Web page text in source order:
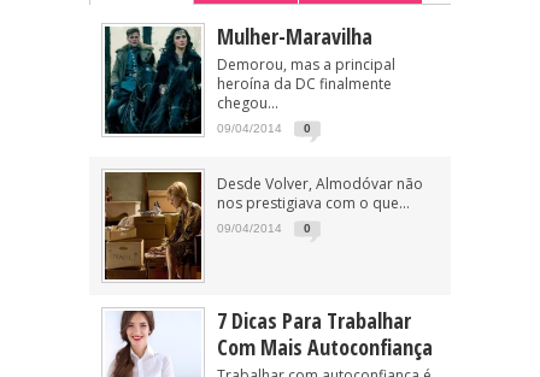
Mulher-Maravilha
Demorou, mas a principal
heroína da DC finalmente
chegou...
09/04/2014 0
Desde Volver, Almodóvar não
nos prestigiava com o que...
09/04/2014 0
7 Dicas Para Trabalhar
Com Mais Autoconfiança